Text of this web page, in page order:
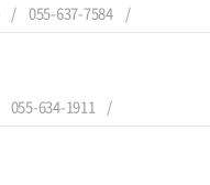
055-637-7584
055-634-1911